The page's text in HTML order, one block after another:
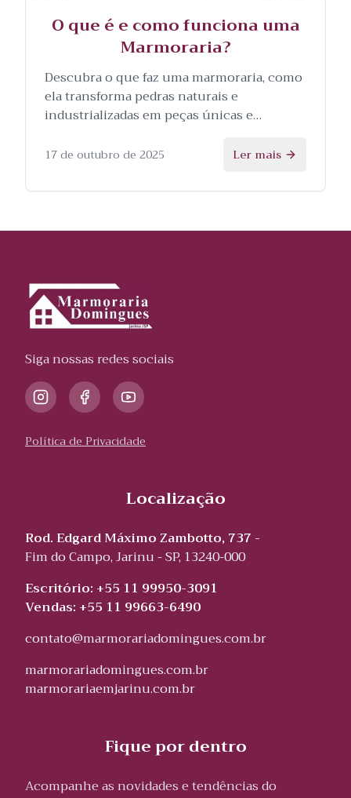
O que é e como funciona uma
Marmoraria?
Descubra o que faz uma marmoraria, como
ela transforma pedras naturais e
industrializadas em peças únicas e
processo.
17 de outubro de 2025 Ler mais
Siga nossas redes sociais
Política de Privacidade
Localização
Rod. Edgard Máximo Zambotto, 737 -
Fim do Campo, Jarinu - SP, 13240-000
Escritório: +55 11 99950-3091
Vendas: +55 11 99663-6490
contato@marmorariadomingues.com.br
marmorariadomingues.com.br
marmorariaemjarinu.com.br
Fique por dentro
Acompanhe as novidades e tendências do